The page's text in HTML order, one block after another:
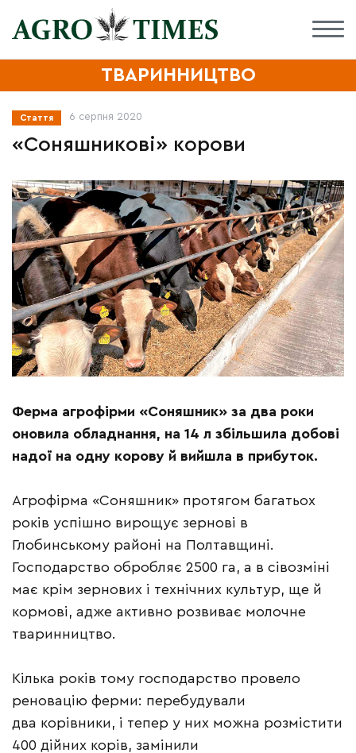
ТВАРИННИЦТВО
Стаття 6 серпня 2020
«Соняшникові» корови
Ферма агрофірми «Соняшник» за два роки
оновила обладнання, на 14 л збільшила добові
надої на одну корову й вийшла в прибуток.
Агрофірма «Соняшник» протягом багатьох
років успішно вирощує зернові в
Глобинському районі на Полтавщині.
Господарство обробляє 2500 га, а в сівозміні
має крім зернових і технічних культур, ще й
кормові, адже активно розвиває молочне
тваринництво.
Кілька років тому господарство провело
реновацію ферми: перебудували
два корівники, і тепер у них можна розмістити
400 дійних корів, замінили